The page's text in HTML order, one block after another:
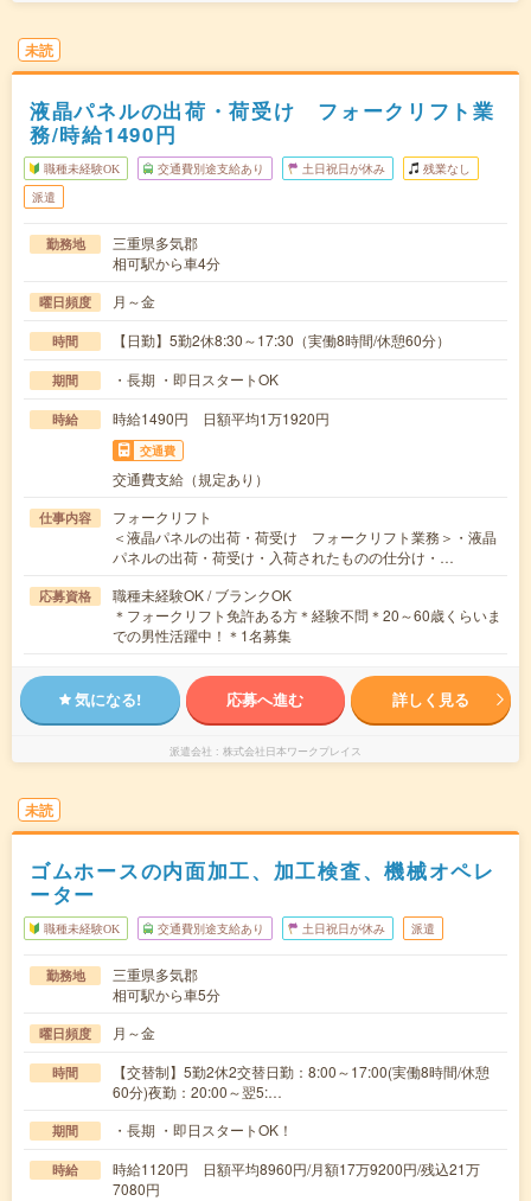
未読
液晶パネルの出荷・荷受け フォークリフト業
務/時給1490円
職種未経験OK 交通費別途支給あり 土日祝日が休み 残業なし
派遣
勤務地
三重県多気郡
相可駅から車4分
曜日頻度 月～金
時間 【日勤】5勤2休8:30～17:30（実働8時間/休憩60分）
期間 ・長期 ・即日スタートOK
時給 時給1490円 日額平均1万1920円
交通費
交通費支給（規定あり）
仕事内容
フォークリフト
＜液晶パネルの出荷・荷受け フォークリフト業務＞・液晶
パネルの出荷・荷受け・入荷されたものの仕分け・…
応募資格
職種未経験OK / ブランクOK
＊フォークリフト免許ある方＊経験不問＊20～60歳くらいま
での男性活躍中！＊1名募集
気になる! 応募へ進む 詳しく見る
派遣会社 株式会社日本ワークプレイス
未読
ゴムホースの内面加工、加工検査、機械オペレ
ーター
職種未経験OK 交通費別途支給あり 土日祝日が休み 派遣
勤務地
三重県多気郡
相可駅から車5分
曜日頻度 月～金
時間
【交替制】5勤2休2交替日勤：8:00～17:00(実働8時間/休憩
60分)夜勤：20:00～翌5:…
期間 ・長期 ・即日スタートOK！
時給
時給1120円 日額平均8960円/月額17万9200円/残込21万
7080円